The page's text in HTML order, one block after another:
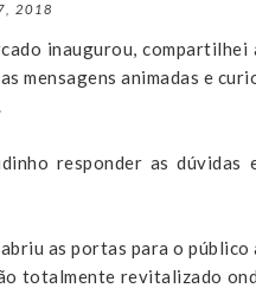
2018
inaugurou,
mensagens animadas e
responder as
abriu as portas para o
totalmente revitalizado